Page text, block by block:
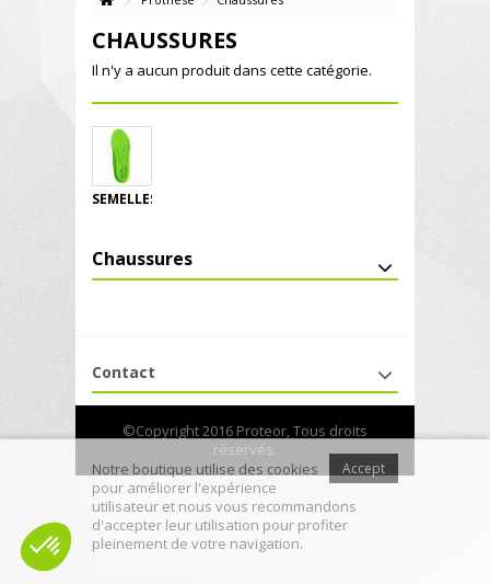
CHAUSSURES
Il n'y a aucun produit dans cette catégorie.
SEMELLES
Chaussures
Contact
©Copyright 2016 Proteor, Tous droits
réservés.
Accept
Notre boutique utilise des cookies
pour améliorer l'expérience
utilisateur et nous vous recommandons
d'accepter leur utilisation pour profiter
pleinement de votre navigation.